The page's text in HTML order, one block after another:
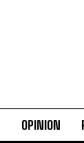
OPINION